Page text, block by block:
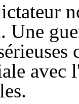
Une
avec